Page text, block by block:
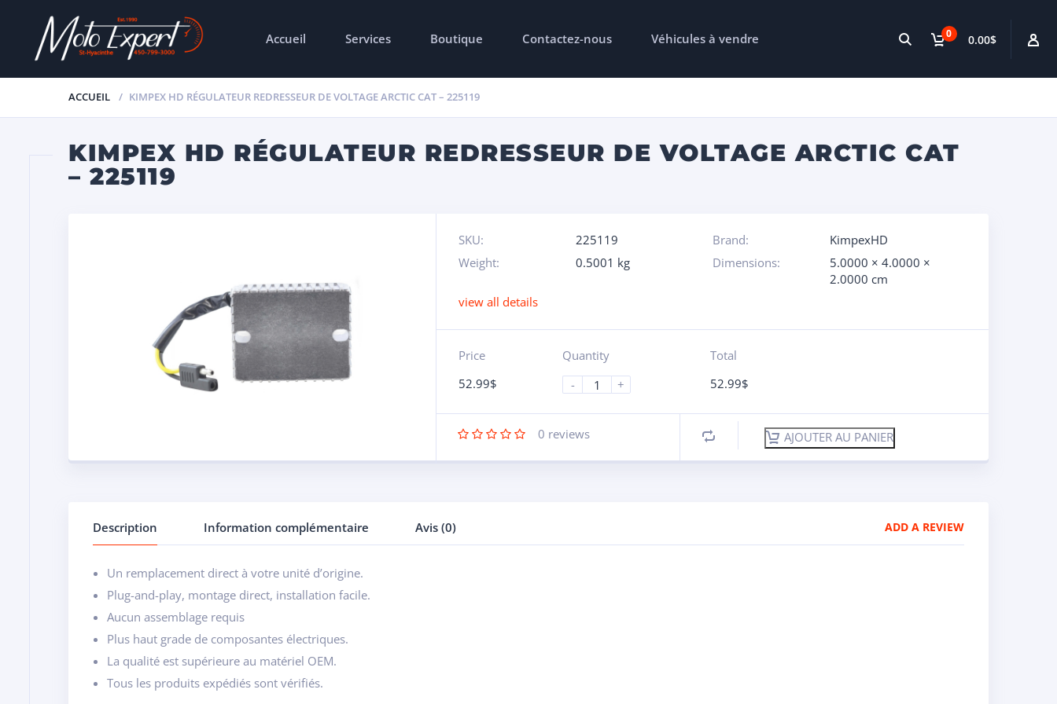
0 0.00$
Accueil Services Boutique Contactez-nous Véhicules à vendre
ACCUEIL KIMPEX HD RÉGULATEUR REDRESSEUR DE VOLTAGE ARCTIC CAT – 225119
KIMPEX HD RÉGULATEUR REDRESSEUR DE VOLTAGE ARCTIC CAT
– 225119
SKU: 225119 Brand:
KimpexHD
Weight:
0.5001 kg Dimensions:
5.0000 × 4.0000 ×
2.0000 cm
view all details
Price
52.99$
Quantity
-
+
Total
52.99$
0 reviews AJOUTER AU PANIER
Description Information complémentaire Avis (0) ADD A REVIEW
Un remplacement direct à votre unité d’origine.
Plug-and-play, montage direct, installation facile.
Aucun assemblage requis
Plus haut grade de composantes électriques.
La qualité est supérieure au matériel OEM.
Tous les produits expédiés sont vérifiés.